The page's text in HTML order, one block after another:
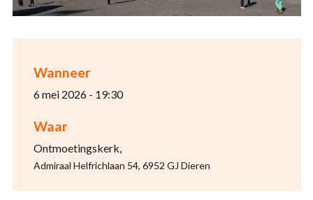
Wanneer
6 mei 2026 - 19:30
Waar
Ontmoetingskerk,
Admiraal Helfrichlaan 54, 6952 GJ Dieren